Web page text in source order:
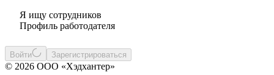
Я ищу сотрудников
Профиль работодателя
Войти Зарегистрироваться
© 2026 ООО «Хэдхантер»